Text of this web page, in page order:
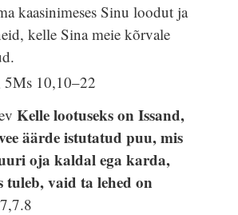
kaasinimeses Sinu loodut ja
kelle Sina meie kõrvale
5Ms 10,10–22
Kelle lootuseks on Issand,
äärde istutatud puu, mis
oja kaldal ega karda,
tuleb, vaid ta lehed on